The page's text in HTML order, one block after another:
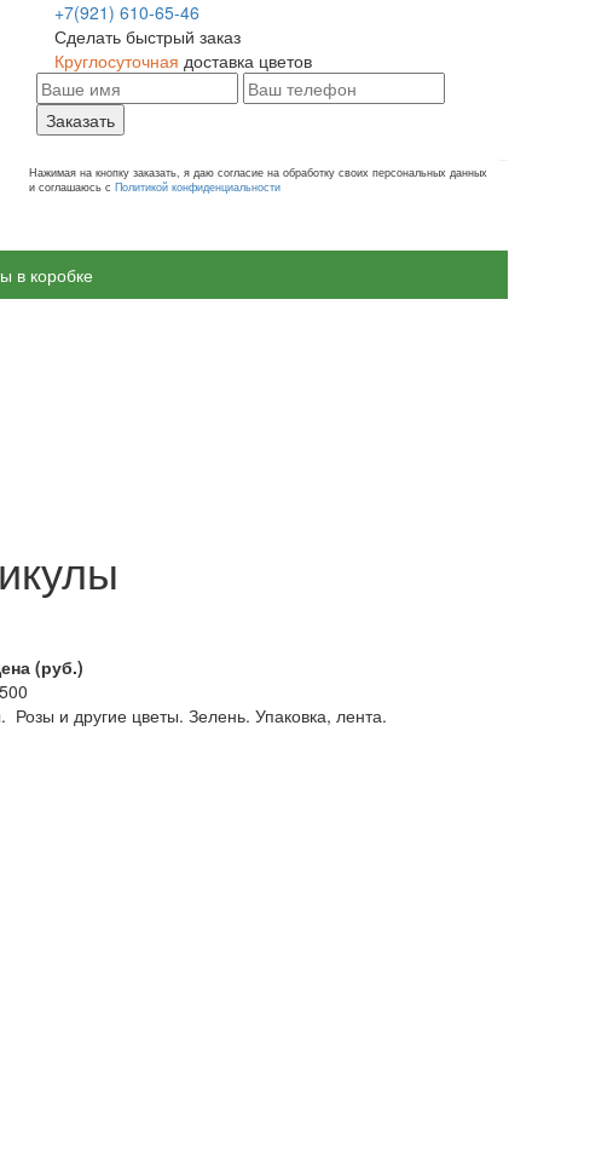
+7(921) 610-65-46
Сделать быстрый заказ
Круглосуточная доставка цветов
Заказать
Нажимая на кнопку заказать, я даю согласие на обработку своих персональных данных
и соглашаюсь с Политикой конфиденциальности
в коробке
(руб.)
и другие цветы. Зелень. Упаковка, лента.